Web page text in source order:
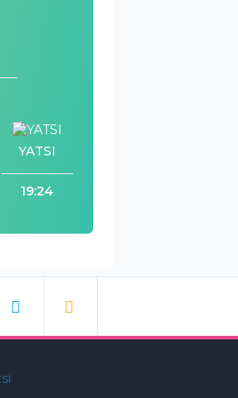
YATSI
19:24